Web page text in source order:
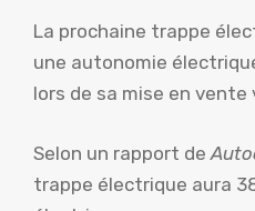
La prochaine trappe
une autonomie
lors de sa mise en vente
Selon un rapport de
trappe électrique aura